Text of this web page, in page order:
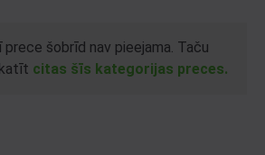
šobrīd nav pieejama. Taču
citas šīs kategorijas preces.